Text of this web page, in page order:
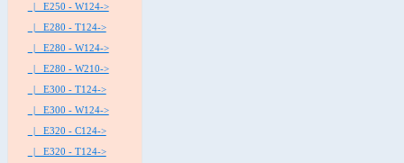
|_ E250 - W124->
|_ E280 - T124->
|_ E280 - W124->
|_ E280 - W210->
|_ E300 - T124->
|_ E300 - W124->
|_ E320 - C124->
|_ E320 - T124->